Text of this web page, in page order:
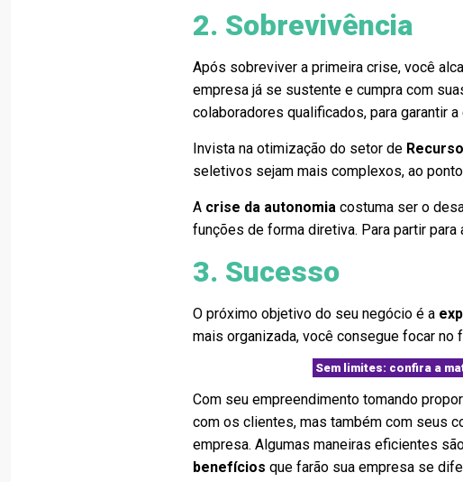
2. Sobrevivência
Após sobreviver a primeira crise, você
empresa já se sustente e cumpra com
colaboradores qualificados, para garantir
Invista na otimização do setor de
seletivos sejam mais complexos, ao
A crise da autonomia costuma ser o
funções de forma diretiva. Para partir
3. Sucesso
O próximo objetivo do seu negócio é a
mais organizada, você consegue focar no
Sem limites: confira a
Com seu empreendimento tomando
com os clientes, mas também com seus
empresa. Algumas maneiras eficientes
benefícios que farão sua empresa se